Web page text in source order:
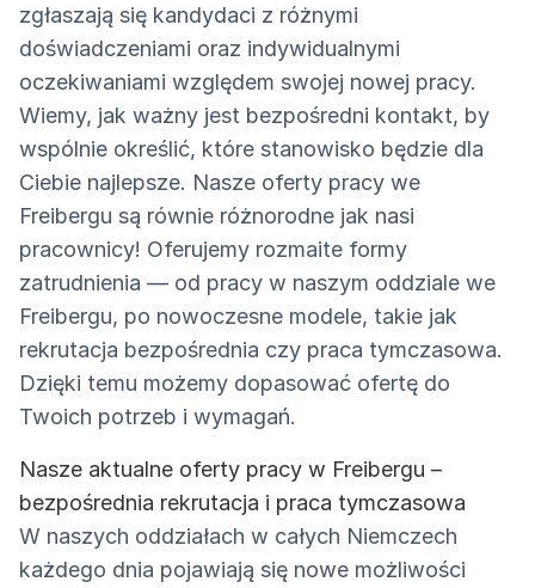
zgłaszają się kandydaci z różnymi
doświadczeniami oraz indywidualnymi
oczekiwaniami względem swojej nowej pracy.
Wiemy, jak ważny jest bezpośredni kontakt, by
wspólnie określić, które stanowisko będzie dla
Ciebie najlepsze. Nasze oferty pracy we
Freibergu są równie różnorodne jak nasi
pracownicy! Oferujemy rozmaite formy
zatrudnienia — od pracy w naszym oddziale we
Freibergu, po nowoczesne modele, takie jak
rekrutacja bezpośrednia czy praca tymczasowa.
Dzięki temu możemy dopasować ofertę do
Twoich potrzeb i wymagań.
Nasze aktualne oferty pracy w Freibergu –
bezpośrednia rekrutacja i praca tymczasowa
W naszych oddziałach w całych Niemczech
każdego dnia pojawiają się nowe możliwości